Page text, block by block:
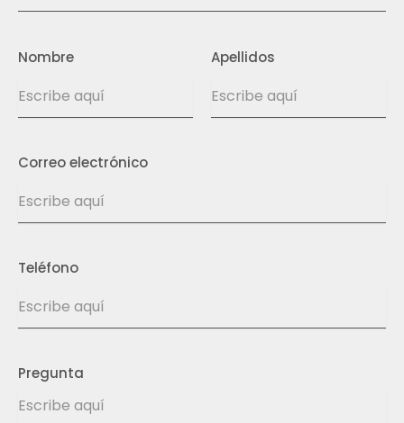
Nombre Apellidos
Correo electrónico
Teléfono
Pregunta